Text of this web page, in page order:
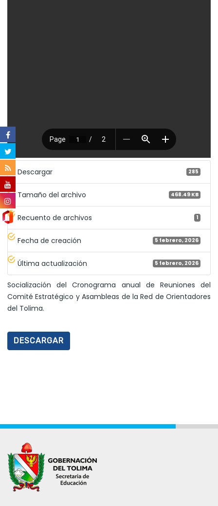
Descargar 285
Tamaño del archivo 468.49 KB
Recuento de archivos 1
Fecha de creación 5 febrero, 2026
Última actualización 5 febrero, 2026
Socialización del Cronograma anual de Reuniones del
Comité Estratégico y Asambleas de la Red de Orientadores
del Tolima.
DESCARGAR